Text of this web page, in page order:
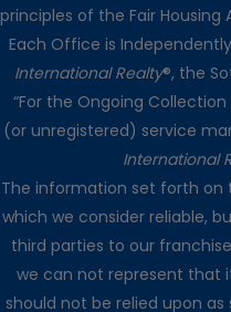
principles of the Fair
Each Office is
International Realty®, the
“For the Ongoing Collection
(or unregistered) service
International
The information set forth on
which we consider reliable,
third parties to our
we can not represent that
should not be relied upon